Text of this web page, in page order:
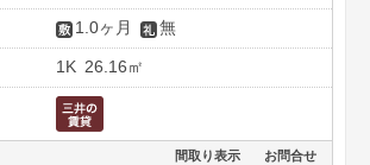
1.0ヶ月 無
1K 26.16㎡
間取り表示 お問合せ